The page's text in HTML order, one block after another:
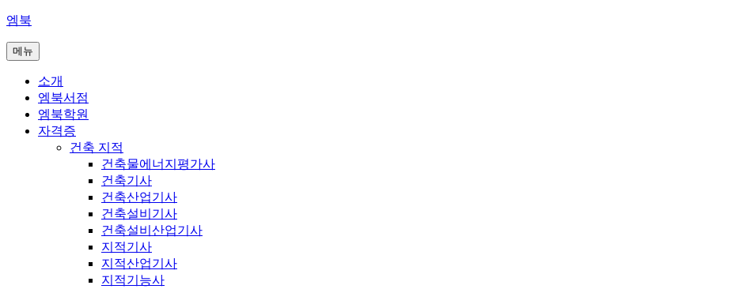
콘
츠
엠북
메뉴
소개
엠북서점
엠북학원
자격증
건축 지적
건축물에너지평가사
건축기사
건축산업기사
건축설비기사
건축설비산업기사
지적기사
지적산업기사
지적기능사